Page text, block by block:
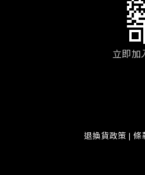
立即加
退換貨政策 | 條